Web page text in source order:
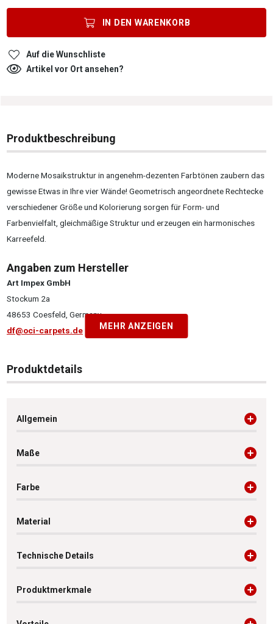
IN DEN WARENKORB
Auf die Wunschliste
Artikel vor Ort ansehen?
Produktbeschreibung
Moderne Mosaikstruktur in angenehm-dezenten Farbtönen zaubern das
gewisse Etwas in Ihre vier Wände! Geometrisch angeordnete Rechtecke
verschiedener Größe und Kolorierung sorgen für Form- und
Farbenvielfalt, gleichmäßige Struktur und erzeugen ein harmonisches
Karreefeld.
Angaben zum Hersteller
Art Impex GmbH
Stockum 2a
48653 Coesfeld, Germany
df@oci-carpets.de
MEHR ANZEIGEN
Produktdetails
Allgemein
Maße
Farbe
Material
Technische Details
Produktmerkmale